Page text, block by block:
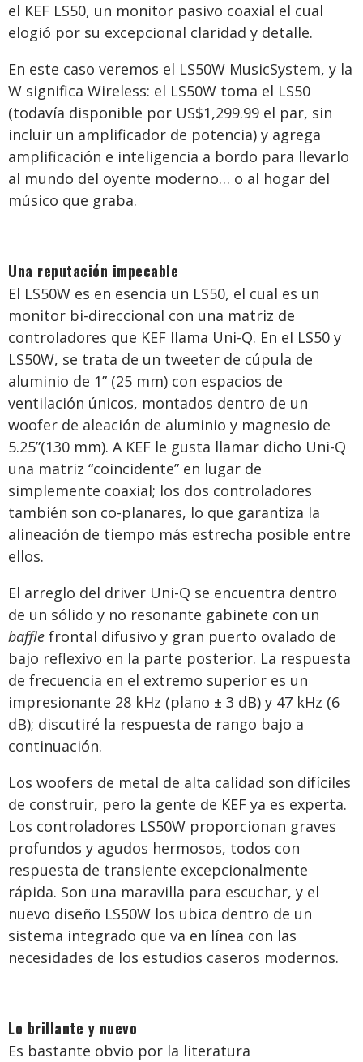
el KEF LS50, un monitor pasivo coaxial el cual
elogió por su excepcional claridad y detalle.
En este caso veremos el LS50W MusicSystem, y la
W significa Wireless: el LS50W toma el LS50
(todavía disponible por US$1,299.99 el par, sin
incluir un amplificador de potencia) y agrega
amplificación e inteligencia a bordo para llevarlo
al mundo del oyente moderno… o al hogar del
músico que graba.
Una reputación impecable
El LS50W es en esencia un LS50, el cual es un
monitor bi-direccional con una matriz de
controladores que KEF llama Uni-Q. En el LS50 y
LS50W, se trata de un tweeter de cúpula de
aluminio de 1” (25 mm) con espacios de
ventilación únicos, montados dentro de un
woofer de aleación de aluminio y magnesio de
5.25”(130 mm). A KEF le gusta llamar dicho Uni-Q
una matriz “coincidente” en lugar de
simplemente coaxial; los dos controladores
también son co-planares, lo que garantiza la
alineación de tiempo más estrecha posible entre
ellos.
El arreglo del driver Uni-Q se encuentra dentro
de un sólido y no resonante gabinete con un
baffle frontal difusivo y gran puerto ovalado de
bajo reflexivo en la parte posterior. La respuesta
de frecuencia en el extremo superior es un
impresionante 28 kHz (plano ± 3 dB) y 47 kHz (6
dB); discutiré la respuesta de rango bajo a
continuación.
Los woofers de metal de alta calidad son difíciles
de construir, pero la gente de KEF ya es experta.
Los controladores LS50W proporcionan graves
profundos y agudos hermosos, todos con
respuesta de transiente excepcionalmente
rápida. Son una maravilla para escuchar, y el
nuevo diseño LS50W los ubica dentro de un
sistema integrado que va en línea con las
necesidades de los estudios caseros modernos.
Lo brillante y nuevo
Es bastante obvio por la literatura